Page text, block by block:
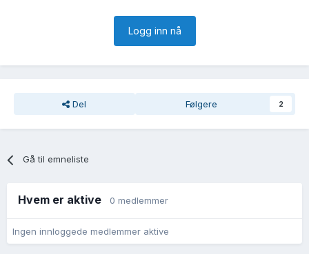
Logg inn nå
Del Følgere 2
Gå til emneliste
Hvem er aktive 0 medlemmer
Ingen innloggede medlemmer aktive